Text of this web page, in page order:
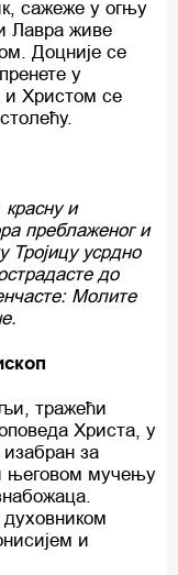
сажеже у огњу
Лавра живе
Доцније се
у
и Христом се
и
преблаженог и
Тројицу усрдно
до
Молите
тражећи
Христа, у
за
његовом мучењу
духовником
и